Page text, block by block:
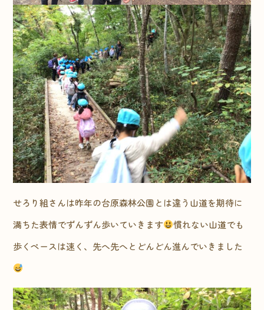
せろり組さんは昨年の台原森林公園とは違う山道を期待に
満ちた表情でずんずん歩いていきます
慣れない山道でも
歩くペースは速く、先へ先へとどんどん進んでいきました